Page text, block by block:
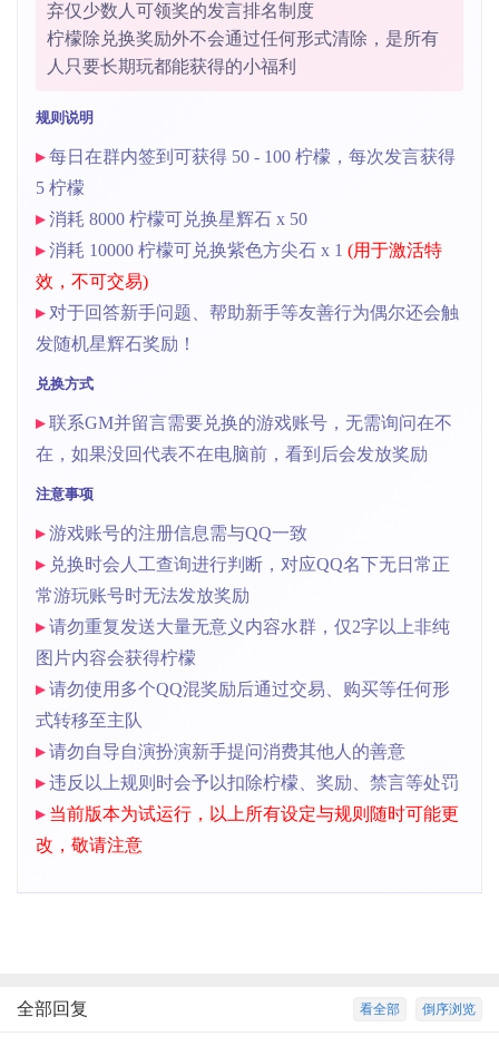
弃仅少数人可领奖的发言排名制度
柠檬除兑换奖励外不会通过任何形式清除，是所有
人只要长期玩都能获得的小福利
规则说明
▸每日在群内签到可获得 50 - 100 柠檬，每次发言获得
5 柠檬
▸消耗 8000 柠檬可兑换星辉石 x 50
▸消耗 10000 柠檬可兑换紫色方尖石 x 1 (用于激活特
效，不可交易)
▸对于回答新手问题、帮助新手等友善行为偶尔还会触
发随机星辉石奖励！
兑换方式
▸联系GM并留言需要兑换的游戏账号，无需询问在不
在，如果没回代表不在电脑前，看到后会发放奖励
注意事项
▸游戏账号的注册信息需与QQ一致
▸兑换时会人工查询进行判断，对应QQ名下无日常正
常游玩账号时无法发放奖励
▸请勿重复发送大量无意义内容水群，仅2字以上非纯
图片内容会获得柠檬
▸请勿使用多个QQ混奖励后通过交易、购买等任何形
式转移至主队
▸请勿自导自演扮演新手提问消费其他人的善意
▸违反以上规则时会予以扣除柠檬、奖励、禁言等处罚
▸当前版本为试运行，以上所有设定与规则随时可能更
改，敬请注意
倒序浏览
看全部
全部回复